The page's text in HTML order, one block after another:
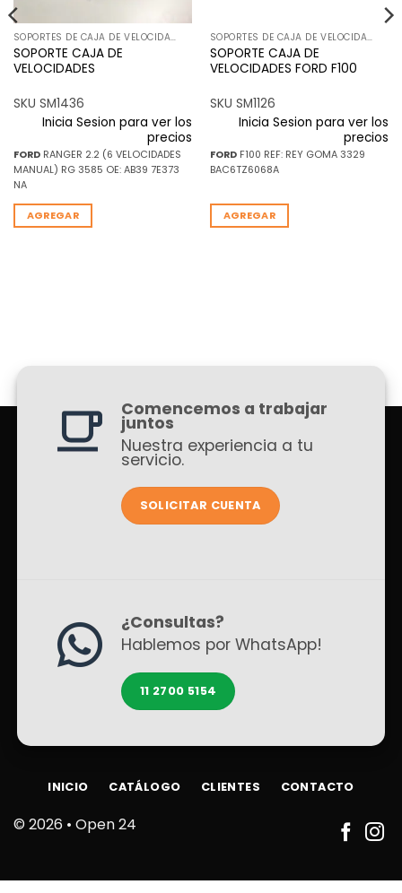
SOPORTES DE CAJA DE VELOCIDADES
SOPORTE CAJA DE
VELOCIDADES
SKU SM1436
Inicia Sesion para ver los
precios
FORDRANGER 2.2 (6 VELOCIDADES
MANUAL) RG 3585 OE: AB39 7E373
NA
AGREGAR
SOPORTES DE CAJA DE VELOCIDADES
SOPORTE CAJA DE
VELOCIDADES FORD F100
SKU SM1126
Inicia Sesion para ver los
precios
FORDF100 REF: REY GOMA 3329
BAC6TZ6068A
AGREGAR
Comencemos a trabajar
juntos
Nuestra experiencia a tu
servicio.
SOLICITAR CUENTA
¿Consultas?
Hablemos por WhatsApp!
11 2700 5154
© 2026 • Open 24
INICIO CATÁLOGO CLIENTES CONTACTO